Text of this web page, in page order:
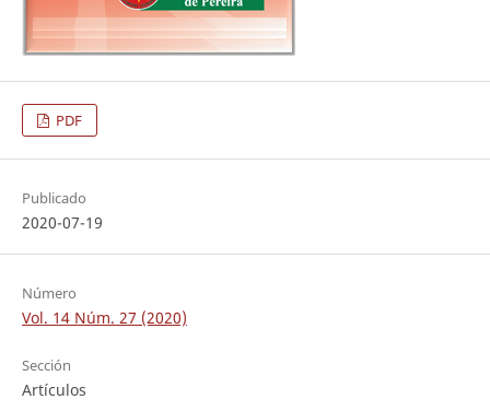
PDF
Publicado
2020-07-19
Número
Vol. 14 Núm. 27 (2020)
Sección
Artículos